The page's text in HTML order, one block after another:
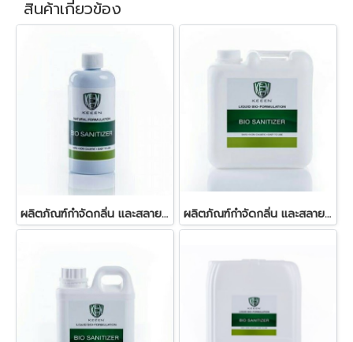
สินค้าเกี่ยวข้อง
ผลิตภัณฑ์กำจัดกลิ่น และสลายกากสิ่งปฎิกูลในบ่อเกรอะ 250 มล. ผลิตภัณฑ์กำจัดกลิ่น และสลายกากสิ่งปฎิกูลในบ่อเกรอะ 5 ลิตร